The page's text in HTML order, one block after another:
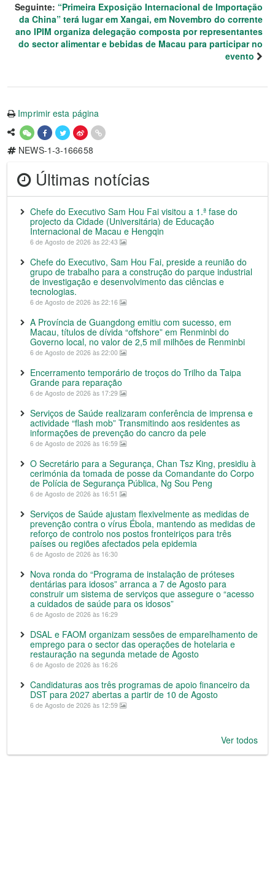
Seguinte: “Primeira Exposição Internacional de Importação
da China” terá lugar em Xangai, em Novembro do corrente
ano IPIM organiza delegação composta por representantes
do sector alimentar e bebidas de Macau para participar no
evento
Imprimir esta página
NEWS-1-3-166658
Últimas notícias
Chefe do Executivo Sam Hou Fai visitou a 1.ª fase do
projecto da Cidade (Universitária) de Educação
Internacional de Macau e Hengqin
6 de Agosto de 2026 às 22:43
Chefe do Executivo, Sam Hou Fai, preside a reunião do
grupo de trabalho para a construção do parque industrial
de investigação e desenvolvimento das ciências e
tecnologias.
6 de Agosto de 2026 às 22:16
A Província de Guangdong emitiu com sucesso, em
Macau, títulos de dívida “offshore” em Renminbi do
Governo local, no valor de 2,5 mil milhões de Renminbi
6 de Agosto de 2026 às 22:00
Encerramento temporário de troços do Trilho da Taipa
Grande para reparação
6 de Agosto de 2026 às 17:29
Serviços de Saúde realizaram conferência de imprensa e
actividade “flash mob” Transmitindo aos residentes as
informações de prevenção do cancro da pele
6 de Agosto de 2026 às 16:59
O Secretário para a Segurança, Chan Tsz King, presidiu à
cerimónia da tomada de posse da Comandante do Corpo
de Polícia de Segurança Pública, Ng Sou Peng
6 de Agosto de 2026 às 16:51
Serviços de Saúde ajustam flexivelmente as medidas de
prevenção contra o vírus Ébola, mantendo as medidas de
reforço de controlo nos postos fronteiriços para três
países ou regiões afectados pela epidemia
6 de Agosto de 2026 às 16:30
Nova ronda do “Programa de instalação de próteses
dentárias para idosos” arranca a 7 de Agosto para
construir um sistema de serviços que assegure o “acesso
a cuidados de saúde para os idosos”
6 de Agosto de 2026 às 16:29
DSAL e FAOM organizam sessões de emparelhamento de
emprego para o sector das operações de hotelaria e
restauração na segunda metade de Agosto
6 de Agosto de 2026 às 16:26
Candidaturas aos três programas de apoio financeiro da
DST para 2027 abertas a partir de 10 de Agosto
6 de Agosto de 2026 às 12:59
Ver todos